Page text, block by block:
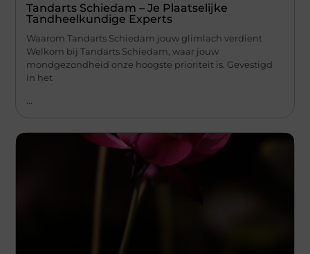
Tandarts Schiedam – Je Plaatselijke
Tandheelkundige Experts
Waarom Tandarts Schiedam jouw glimlach verdient
Welkom bij Tandarts Schiedam, waar jouw
mondgezondheid onze hoogste prioriteit is. Gevestigd
in het